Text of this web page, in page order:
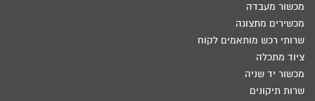
מכשור מעבדה
מכשירים מתצוגה
שרותי רכש מותאמים לקוח
ציוד מתכלה
מכשור יד שניה
שרות תיקונים